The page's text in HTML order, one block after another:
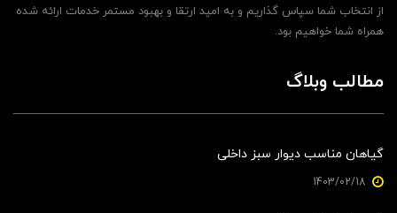
از انتخاب شما سپاس گذاریم و به امید ارتقا و بهبود مستمر خدمات ارائه شده
همراه شما خواهیم بود.
مطالب وبلاگ
گیاهان مناسب دیوار سبز داخلی